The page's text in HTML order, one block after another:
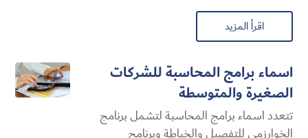
اقرأ المزيد
اسماء برامج المحاسبة للشركات
الصغيرة والمتوسطة
تتعدد اسماء برامج المحاسبة لتشمل برنامج
الخوارزمي للتفصيل والخياطة وبرنامج